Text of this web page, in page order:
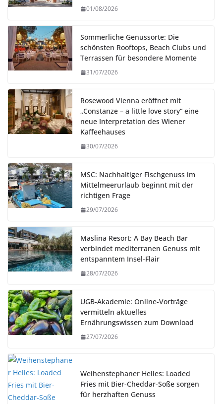
01/08/2026
Sommerliche Genussorte: Die
schönsten Rooftops, Beach Clubs und
Terrassen für besondere Momente
31/07/2026
Rosewood Vienna eröffnet mit
„Constanze – a little love story“ eine
neue Interpretation des Wiener
Kaffeehauses
30/07/2026
MSC: Nachhaltiger Fischgenuss im
Mittelmeerurlaub beginnt mit der
richtigen Frage
29/07/2026
Maslina Resort: A Bay Beach Bar
verbindet mediterranen Genuss mit
entspanntem Insel-Flair
28/07/2026
UGB-Akademie: Online-Vorträge
vermitteln aktuelles
Ernährungswissen zum Download
27/07/2026
Weihenstephaner Helles: Loaded
Fries mit Bier-Cheddar-Soße sorgen
für herzhaften Genuss